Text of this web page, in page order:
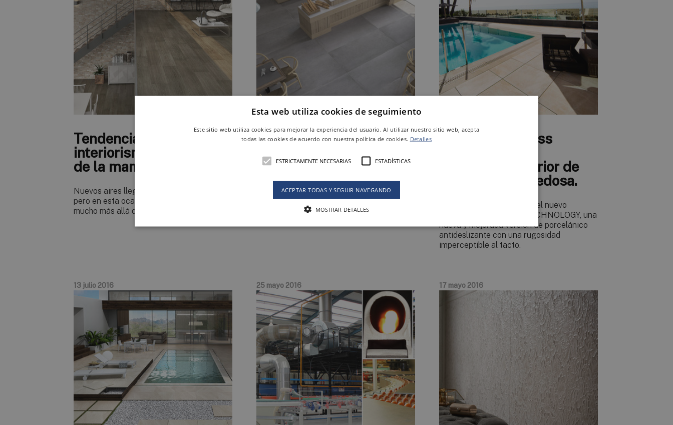
Tendencias en
interiorismo cerámico
de la mano de Keraben
Nuevos aires llegan en producto cerámico,
pero en esta ocasión las novedades van
mucho más allá de las propias colecciones.
Cuando XL es
demasiado grande, pero
L es muy pequeño…
Keraben presenta sus nuevos formatos
Premium, que fusionan diseño, estilo,
naturalidad y elegancia en grandes dosis.
Antislip Shoeless
pavimento exterior de
textura extra-sedosa.
Keraben lanza al mercado el nuevo
ANTISLIP SHOELESS TECHNOLOGY, una
nueva y mejorada versión de porcelánico
antideslizante con una rugosidad
imperceptible al tacto.
13 julio 2016 25 mayo 2016 17 mayo 2016
Esta web utiliza cookies de seguimiento
Este sitio web utiliza cookies para mejorar la experiencia del usuario. Al utilizar nuestro sitio web, acepta
todas las cookies de acuerdo con nuestra política de cookies. Detalles
ESTRICTAMENTE NECESARIAS ESTADÍSTICAS
ACEPTAR TODAS Y SEGUIR NAVEGANDO
MOSTRAR DETALLES